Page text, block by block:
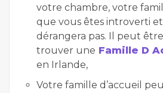
votre chambre, votre
que vous êtes introverti
dérangera pas. Il peut
trouver une Famille D
en Irlande,
Votre famille d’accueil